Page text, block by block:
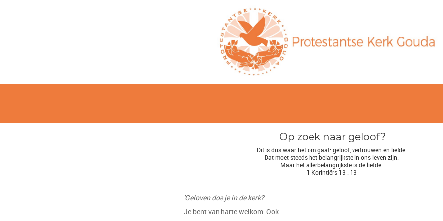
Op zoek naar geloof?
Dit is dus waar het om gaat: geloof, vertrouwen en liefde.
Dat moet steeds het belangrijkste in ons leven zijn.
Maar het allerbelangrijkste is de liefde.
1 Korintiërs 13 : 13
'Geloven doe je in de kerk?
Je bent van harte welkom. Ook...